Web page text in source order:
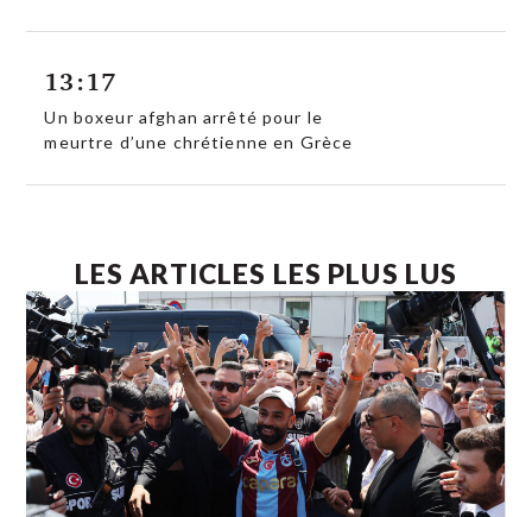
13:17
Un boxeur afghan arrêté pour le
meurtre d’une chrétienne en Grèce
LES ARTICLES LES PLUS LUS